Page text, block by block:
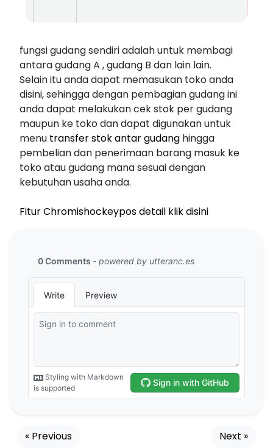
fungsi gudang sendiri adalah untuk membagi
antara gudang A , gudang B dan lain lain.
Selain itu anda dapat memasukan toko anda
disini, sehingga dengan pembagian gudang ini
anda dapat melakukan cek stok per gudang
maupun ke toko dan dapat digunakan untuk
menu transfer stok antar gudang hingga
pembelian dan penerimaan barang masuk ke
toko atau gudang mana sesuai dengan
kebutuhan usaha anda.
Fitur Chromishockeypos detail klik disini
« Previous Next »